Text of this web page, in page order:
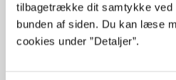
tilbagetrække dit samtykke ved
bunden af siden. Du kan læse
cookies under ”Detaljer”.
Artikler med samme